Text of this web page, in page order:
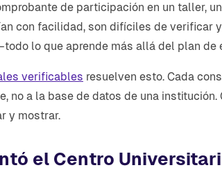
de participación en un taller,
con facilidad, son difíciles de verificar
lo que aprende más allá del plan
verificables resuelven esto. Cada
no a la base de datos de una
y mostrar.
el Centro